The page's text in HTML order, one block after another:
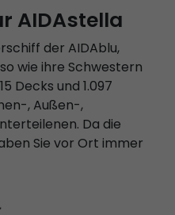
AIDAstella
der AIDAblu,
wie ihre Schwestern
Decks und 1.097
, Außen-,
Da die
Sie vor Ort immer
ebenso wie die